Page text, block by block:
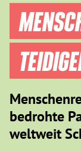
bedrohte
weltweit